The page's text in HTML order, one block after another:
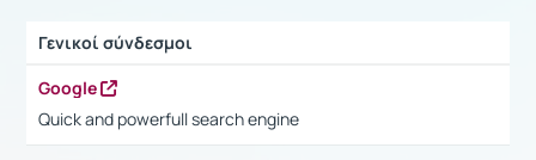
Γενικοί σύνδεσμοι
Google
Quick and powerfull search engine